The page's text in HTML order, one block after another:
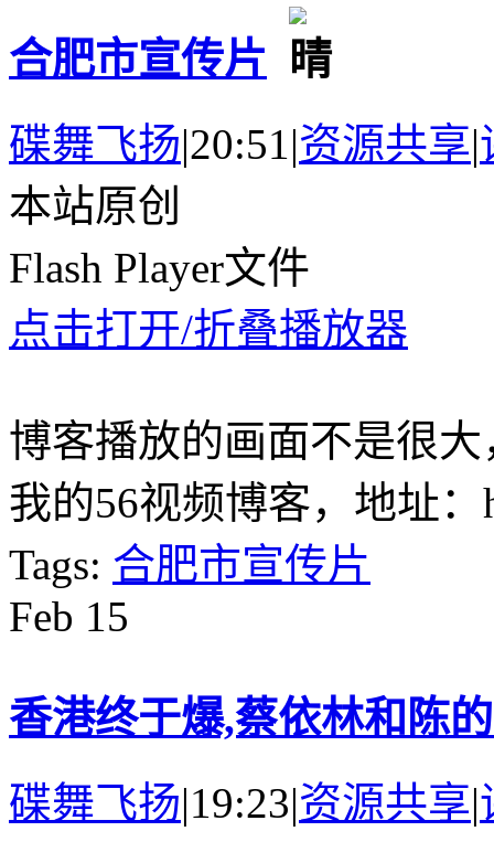
合肥市宣传片
碟舞飞扬|20:51|资源共享|
本站原创
Flash Player文件
点击打开/折叠播放器
博客播放的画面不是很
我的56视频博客，地址：
Tags: 合肥市宣传片
Feb 15
香港终于爆,蔡依林和陈
碟舞飞扬|19:23|资源共享|